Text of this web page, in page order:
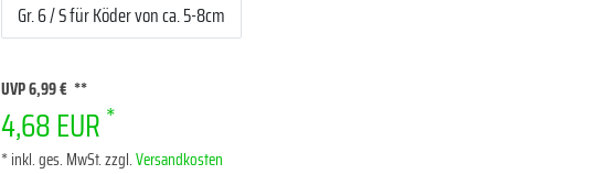
Gr. 6 / S für Köder von ca. 5-8cm
UVP 6,99 €
4,68 EUR *
* inkl. ges. MwSt. zzgl.Versandkosten